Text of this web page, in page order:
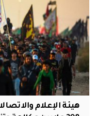
هيئة الإعلام